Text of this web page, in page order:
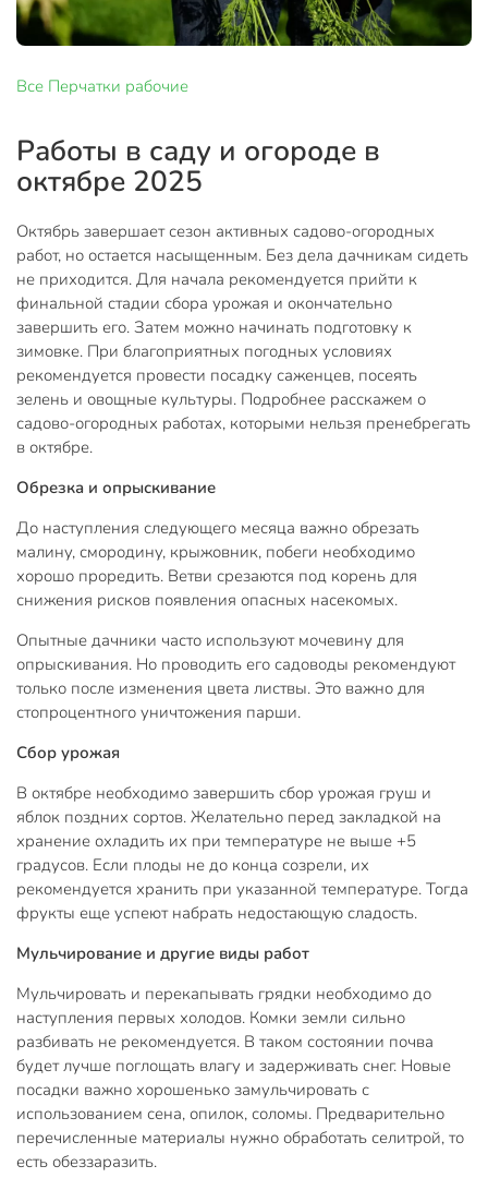
Все Перчатки рабочие
Работы в саду и огороде в
октябре 2025
Октябрь завершает сезон активных садово-огородных
работ, но остается насыщенным. Без дела дачникам сидеть
не приходится. Для начала рекомендуется прийти к
финальной стадии сбора урожая и окончательно
завершить его. Затем можно начинать подготовку к
зимовке. При благоприятных погодных условиях
рекомендуется провести посадку саженцев, посеять
зелень и овощные культуры. Подробнее расскажем о
садово-огородных работах, которыми нельзя пренебрегать
в октябре.
Обрезка и опрыскивание
До наступления следующего месяца важно обрезать
малину, смородину, крыжовник, побеги необходимо
хорошо проредить. Ветви срезаются под корень для
снижения рисков появления опасных насекомых.
Опытные дачники часто используют мочевину для
опрыскивания. Но проводить его садоводы рекомендуют
только после изменения цвета листвы. Это важно для
стопроцентного уничтожения парши.
Сбор урожая
В октябре необходимо завершить сбор урожая груш и
яблок поздних сортов. Желательно перед закладкой на
хранение охладить их при температуре не выше +5
градусов. Если плоды не до конца созрели, их
рекомендуется хранить при указанной температуре. Тогда
фрукты еще успеют набрать недостающую сладость.
Мульчирование и другие виды работ
Мульчировать и перекапывать грядки необходимо до
наступления первых холодов. Комки земли сильно
разбивать не рекомендуется. В таком состоянии почва
будет лучше поглощать влагу и задерживать снег. Новые
посадки важно хорошенько замульчировать с
использованием сена, опилок, соломы. Предварительно
перечисленные материалы нужно обработать селитрой, то
есть обеззаразить.